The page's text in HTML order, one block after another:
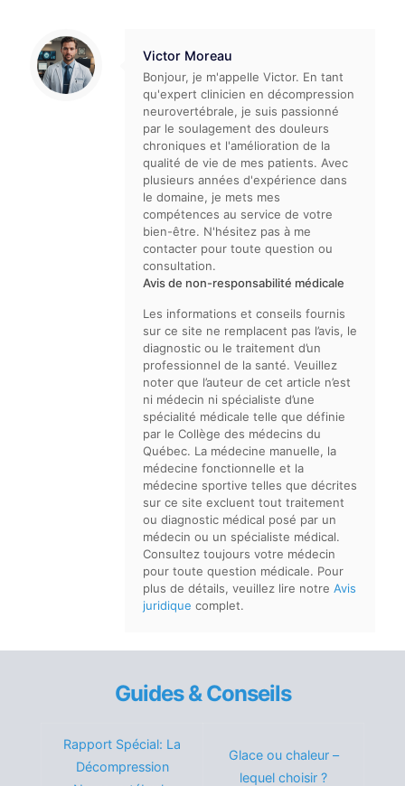
Victor Moreau
Bonjour, je m'appelle Victor. En tant
qu'expert clinicien en décompression
neurovertébrale, je suis passionné
par le soulagement des douleurs
chroniques et l'amélioration de la
qualité de vie de mes patients. Avec
plusieurs années d'expérience dans
le domaine, je mets mes
compétences au service de votre
bien-être. N'hésitez pas à me
contacter pour toute question ou
consultation.
Avis de non-responsabilité médicale
Les informations et conseils fournis
sur ce site ne remplacent pas l’avis, le
diagnostic ou le traitement d’un
professionnel de la santé. Veuillez
noter que l’auteur de cet article n’est
ni médecin ni spécialiste d’une
spécialité médicale telle que définie
par le Collège des médecins du
Québec. La médecine manuelle, la
médecine fonctionnelle et la
médecine sportive telles que décrites
sur ce site excluent tout traitement
ou diagnostic médical posé par un
médecin ou un spécialiste médical.
Consultez toujours votre médecin
pour toute question médicale. Pour
plus de détails, veuillez lire notre Avis
juridique complet.
Guides & Conseils
Rapport Spécial: La
Décompression
Glace ou chaleur –
lequel choisir ?